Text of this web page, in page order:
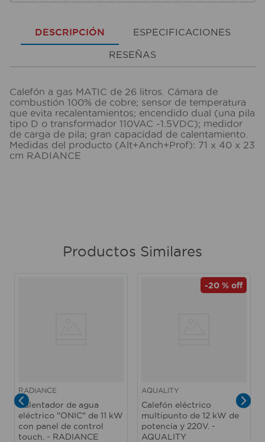
DESCRIPCIÓN ESPECIFICACIONES
RESEÑAS
Calefón a gas MATIC de 26 litros. Cámara de
combustión 100% de cobre; sensor de temperatura
que evita recalentamientos; encendido dual (una pila
tipo D o transformador 110VAC -1.5VDC); medidor
de carga de pila; gran capacidad de calentamiento.
Medidas del producto (Alt+Anch+Prof): 71 x 40 x 23
cm RADIANCE
Productos Similares
RADIANCE
Calentador de agua
eléctrico "ONIC" de 11 kW
con panel de control
touch. - RADIANCE
-20 % off
AQUALITY
Calefón eléctrico
multipunto de 12 kW de
potencia y 220V. -
AQUALITY